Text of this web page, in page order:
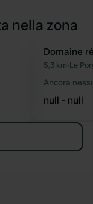
nella zona
Preferito
Domaine
5,3 km•Le
Ancora
null - null